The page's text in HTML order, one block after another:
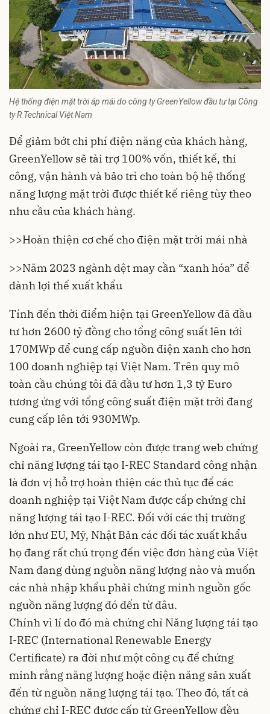
Hệ thống điện mặt trời áp mái do công ty GreenYellow đầu tư tại Công
ty R Technical Việt Nam
Để giảm bớt chi phí điện năng của khách hàng,
GreenYellow sẽ tài trợ 100% vốn, thiết kế, thi
công, vận hành và bảo trì cho toàn bộ hệ thống
năng lượng mặt trời được thiết kế riêng tùy theo
nhu cầu của khách hàng.
>>Hoàn thiện cơ chế cho điện mặt trời mái nhà
>>Năm 2023 ngành dệt may cần “xanh hóa” để
dành lợi thế xuất khẩu
Tính đến thời điểm hiện tại GreenYellow đã đầu
tư hơn 2600 tỷ đồng cho tổng công suất lên tới
170MWp để cung cấp nguồn điện xanh cho hơn
100 doanh nghiệp tại Việt Nam. Trên quy mô
toàn cầu chúng tôi đã đầu tư hơn 1,3 tỷ Euro
tương ứng với tổng công suất điện mặt trời đang
cung cấp lên tới 930MWp.
Ngoài ra, GreenYellow còn được trang web chứng
chỉ năng lượng tái tạo I-REC Standard công nhận
là đơn vị hỗ trợ hoàn thiện các thủ tục để các
doanh nghiệp tại Việt Nam được cấp chứng chỉ
năng lượng tái tạo I-REC. Đối với các thị trường
lớn như EU, Mỹ, Nhật Bản các đối tác xuất khẩu
họ đang rất chú trọng đến việc đơn hàng của Việt
Nam đang dùng nguồn năng lượng nào và muốn
các nhà nhập khẩu phải chứng minh nguồn gốc
nguồn năng lượng đó đến từ đâu.
Chính vì lí do đó mà chứng chỉ Năng lượng tái tạo
I-REC (International Renewable Energy
Certificate) ra đời như một công cụ để chứng
minh rằng năng lượng hoặc điện năng sản xuất
đến từ nguồn năng lượng tái tạo. Theo đó, tất cả
chứng chỉ I-REC được cấp từ GreenYellow đều